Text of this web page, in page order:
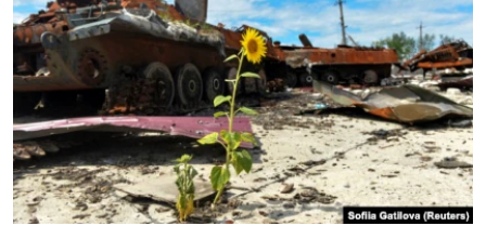
ВСЕ ЗА ДЕНЬ
СПЕЦПРОЕКТИ
ДЕПОРТАЦІЯ
ВІДЕОУРОКИ «ELIFBE»
СВІДЧЕННЯ ОКУПАЦІЇ
УКРАЇНСЬКА ПРОБЛЕМА КРИМУ
ЯК ОБІЙТИ БЛОКУВАННЯ
Русский
Qırımtatar